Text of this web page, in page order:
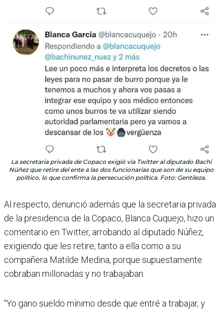
La secretaria privada de Copaco exigió vía Twitter al diputado Bachi
Núñez que retire del ente a las dos funcionarias que son de su equipo
político, lo que confirma la persecución política. Foto: Gentileza.
Al respecto, denunció además que la secretaria privada
de la presidencia de la Copaco, Blanca Cuquejo, hizo un
comentario en Twitter, arrobando al diputado Núñez,
exigiendo que les retire, tanto a ella como a su
compañera Matilde Medina, porque supuestamente
cobraban millonadas y no trabajaban.
“Yo gano sueldo mínimo desde que entré a trabajar, y